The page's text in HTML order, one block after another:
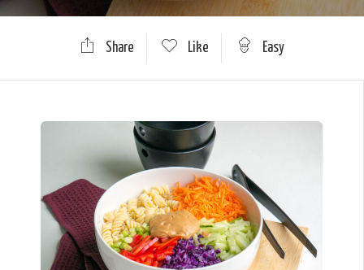
Share Like Easy